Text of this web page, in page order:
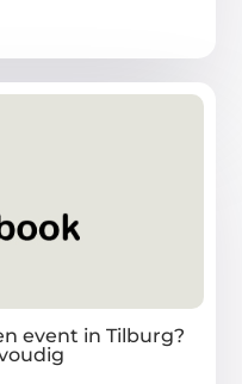
event in Tilburg?